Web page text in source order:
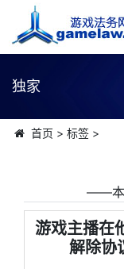
独家
首页 > 标签>
――本
游戏主播在
解除协